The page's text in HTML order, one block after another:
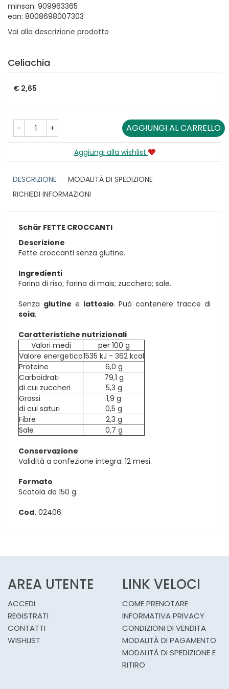
minsan: 909963365
ean: 8008698007303
Vai alla descrizione prodotto
Celiachia
Prezzo
€ 2,65
- + AGGIUNGI AL CARRELLO
Aggiungi alla wishlist
DESCRIZIONE
MODALITÀ DI SPEDIZIONE
RICHIEDI INFORMAZIONI
Schär FETTE CROCCANTI
Descrizione
Fette croccanti senza glutine.
Ingredienti
Farina di riso; farina di mais; zucchero; sale.
Senza glutine e lattosio. Può contenere tracce di
soia.
Caratteristiche nutrizionali
Valori medi
per 100 g
Valore energetico1535 kJ - 362 kcal
Proteine
6,0 g
Carboidrati
di cui zuccheri
79,1 g
5,3 g
Grassi
di cui saturi
1,9 g
0,5 g
Fibre
2,3 g
Sale
0,7 g
Conservazione
Validità a confezione integra: 12 mesi.
Formato
Scatola da 150 g.
Cod. 02406
AREA UTENTE
ACCEDI
REGISTRATI
CONTATTI
WISHLIST
LINK VELOCI
COME PRENOTARE
INFORMATIVA PRIVACY
CONDIZIONI DI VENDITA
MODALITÀ DI PAGAMENTO
MODALITÀ DI SPEDIZIONE E
RITIRO